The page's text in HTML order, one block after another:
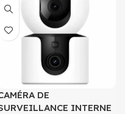
DE
INTERNE